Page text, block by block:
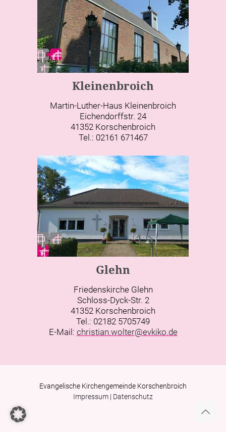
Kleinenbroich
Martin-Luther-Haus Kleinenbroich
Eichendorffstr. 24
41352 Korschenbroich
Tel.: 02161 671467
Glehn
Friedenskirche Glehn
Schloss-Dyck-Str. 2
41352 Korschenbroich
Tel.: 02182 5705749
E-Mail: christian.wolter@evkiko.de
Evangelische Kirchengemeinde Korschenbroich
Impressum | Datenschutz